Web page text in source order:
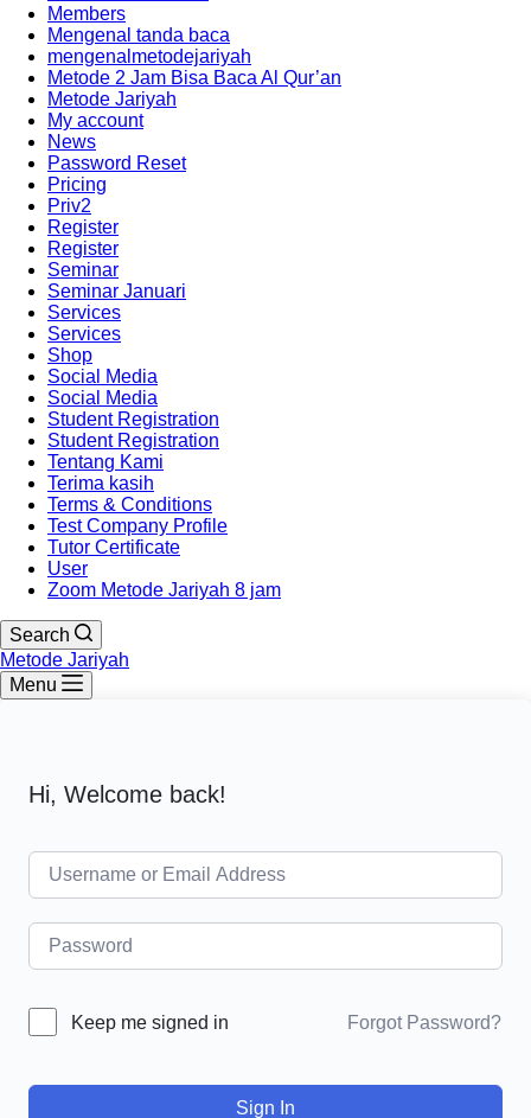
Members
Mengenal tanda baca
mengenalmetodejariyah
Metode 2 Jam Bisa Baca Al Qur’an
Metode Jariyah
My account
News
Password Reset
Pricing
Priv2
Register
Register
Seminar
Seminar Januari
Services
Services
Shop
Social Media
Social Media
Student Registration
Student Registration
Tentang Kami
Terima kasih
Terms & Conditions
Test Company Profile
Tutor Certificate
User
Zoom Metode Jariyah 8 jam
Search
Metode Jariyah
Menu
Hi, Welcome back!
Keep me signed in Forgot Password?
Sign In